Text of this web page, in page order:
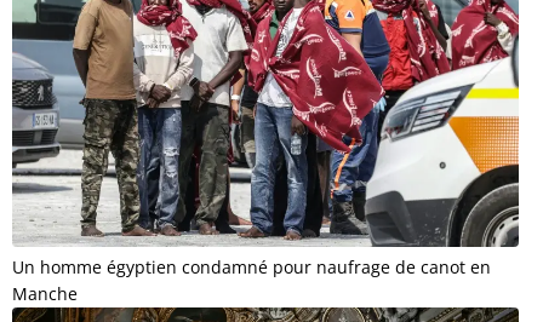
Un homme égyptien condamné pour naufrage de canot en
Manche